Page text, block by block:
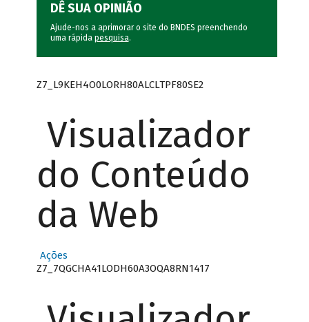
DÊ SUA OPINIÃO
Ajude-nos a aprimorar o site do BNDES preenchendo
uma rápida pesquisa.
Z7_L9KEH4O0LORH80ALCLTPF80SE2
Visualizador
do Conteúdo
da Web
Ações
Z7_7QGCHA41LODH60A3OQA8RN1417